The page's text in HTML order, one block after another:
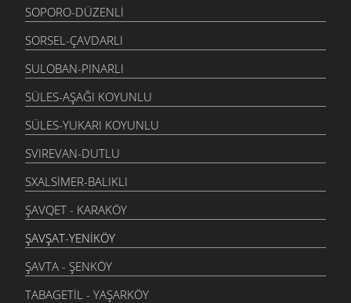
SOPORO-DÜZENLI
SORSEL-ÇAVDARLI
SULOBAN-PINARLI
SÜLES-AŞAĞI KOYUNLU
SÜLES-YUKARI KOYUNLU
SVIREVAN-DUTLU
SXALSIMER-BALIKLI
ŞAVQET - KARAKÖY
ŞAVŞAT-YENIKÖY
ŞAVTA - ŞENKÖY
TABAGETIL - YAŞARKÖY